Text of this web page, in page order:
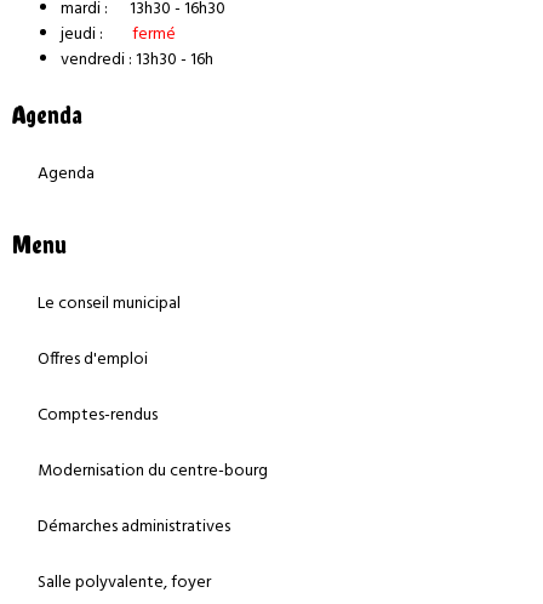
mardi : 13h30 - 16h30
jeudi : fermé
vendredi : 13h30 - 16h
Agenda
Agenda
Menu
Le conseil municipal
Offres d'emploi
Comptes-rendus
Modernisation du centre-bourg
Démarches administratives
Salle polyvalente, foyer